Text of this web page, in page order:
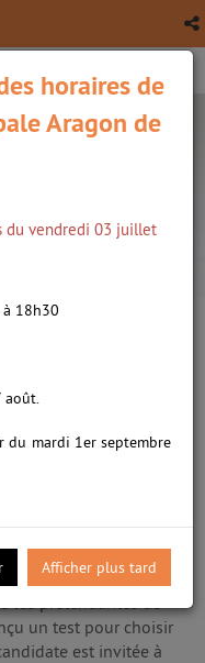
recherche avancée
/
;Impr. Floch- 2021
sur lequel on a empilé
Il trône au centre de la
les prétendantes de
un test pour choisir
est invitée à
horaires de
Aragon de
du vendredi 03 juillet
18h30
août.
du mardi 1er septembre
Afficher plus tard